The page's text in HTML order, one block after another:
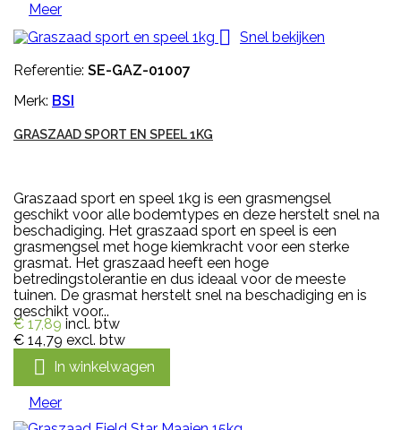
Meer

Snel bekijken
Referentie: SE-GAZ-01007
Merk: BSI
GRASZAAD SPORT EN SPEEL 1KG
Graszaad sport en speel 1kg is een grasmengsel
geschikt voor alle bodemtypes en deze herstelt snel na
beschadiging. Het graszaad sport en speel is een
grasmengsel met hoge kiemkracht voor een sterke
grasmat. Het graszaad heeft een hoge
betredingstolerantie en dus ideaal voor de meeste
tuinen. De grasmat herstelt snel na beschadiging en is
geschikt voor...
€ 17,89 incl. btw
€ 14,79 excl. btw
 In winkelwagen
Meer